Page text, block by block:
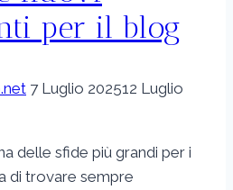
per il blog
7 Luglio 202512 Luglio
delle sfide più grandi per i
di trovare sempre